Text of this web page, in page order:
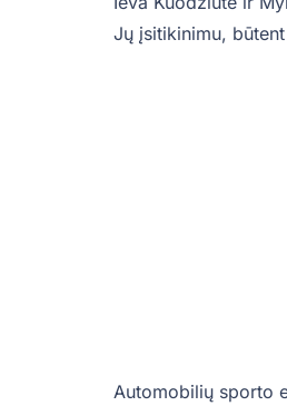
Jų įsitikinimu,
Automobilių sporto